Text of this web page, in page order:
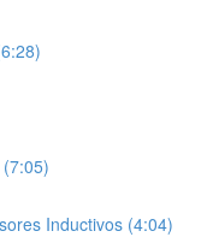
Inductivos (4:04)